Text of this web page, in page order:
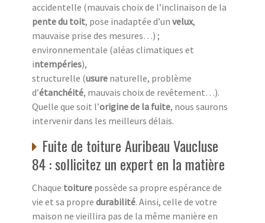
accidentelle (mauvais choix de l’inclinaison de la
pente du toit, pose inadaptée d’un velux,
mauvaise prise des mesures…) ;
environnementale (aléas climatiques et
intempéries),
structurelle (usure naturelle, problème
d’étanchéité, mauvais choix de revêtement…).
Quelle que soit l’origine de la fuite, nous saurons
intervenir dans les meilleurs délais.
Fuite de toiture Auribeau Vaucluse
84 : sollicitez un expert en la matière
Chaque toiture possède sa propre espérance de
vie et sa propre durabilité. Ainsi, celle de votre
maison ne vieillira pas de la même manière en